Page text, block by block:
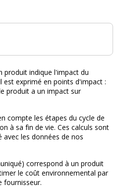
produit indique l'impact du
exprimé en points d'impact :
produit a un impact sur
compte les étapes du cycle de
à sa fin de vie. Ces calculs sont
avec les données de nos
correspond à un produit
le coût environnemental par
fournisseur.